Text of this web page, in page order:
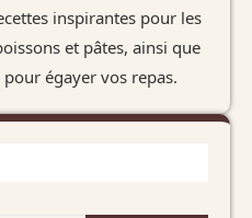
inspirantes pour les
et pâtes, ainsi que
égayer vos repas.